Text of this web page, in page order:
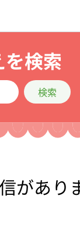
検索
検索
があり